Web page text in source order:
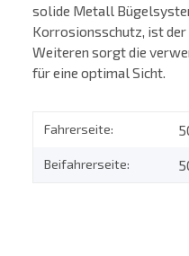
solide Metall
Korrosionsschutz, ist
Weiteren sorgt die
für eine optimal Sicht.
Fahrerseite:
Beifahrerseite: